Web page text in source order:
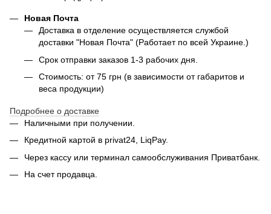
Новая Почта
Доставка в отделение осуществляется службой
доставки "Новая Почта" (Работает по всей Украине.)
Срок отправки заказов 1-3 рабочих дня.
Стоимость: от 75 грн (в зависимости от габаритов и
веса продукции)
Подробнее о доставке
Наличными при получении.
Кредитной картой в privat24, LiqPay.
Через кассу или терминал самообслуживания Приватбанк.
На счет продавца.